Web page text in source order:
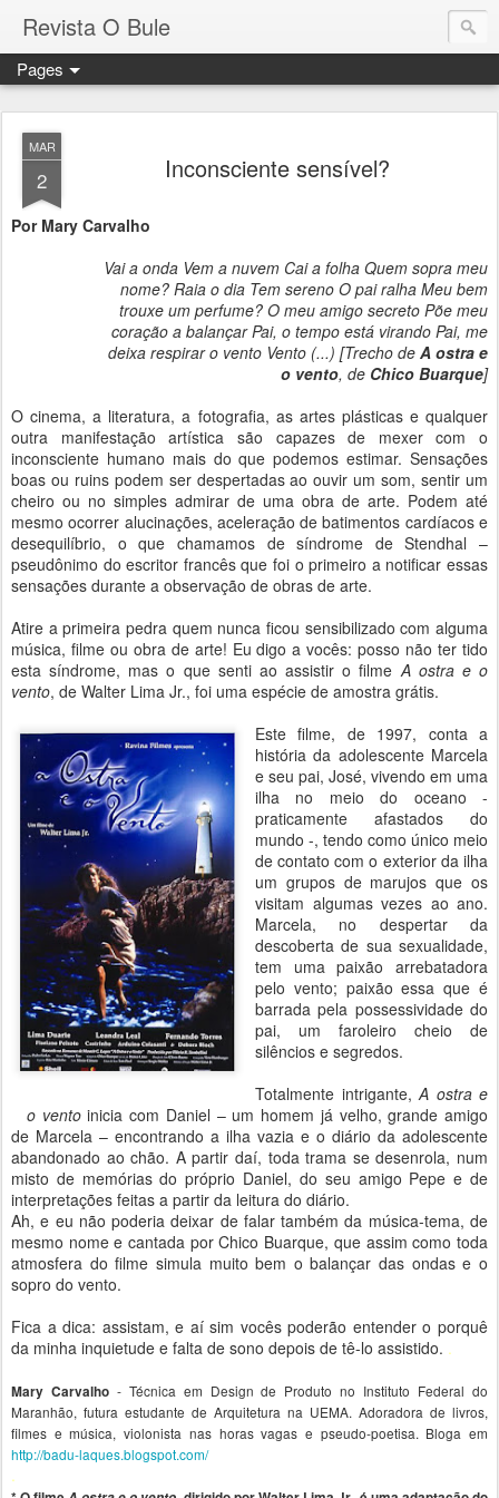
Revista O Bule
Pages
MAR
2 Inconsciente sensível?
Por Mary Carvalho
Vai a onda Vem a nuvem Cai a folha Quem sopra meu
nome? Raia o dia Tem sereno O pai ralha Meu bem
trouxe um perfume? O meu amigo secreto Põe meu
coração a balançar Pai, o tempo está virando Pai, me
deixa respirar o vento Vento (...) [Trecho de A ostra e
o vento, de Chico Buarque]
O cinema, a literatura, a fotografia, as artes plásticas e qualquer
outra manifestação artística são capazes de mexer com o
inconsciente humano mais do que podemos estimar. Sensações
boas ou ruins podem ser despertadas ao ouvir um som, sentir um
cheiro ou no simples admirar de uma obra de arte. Podem até
mesmo ocorrer alucinações, aceleração de batimentos cardíacos e
desequilíbrio, o que chamamos de síndrome de Stendhal –
pseudônimo do escritor francês que foi o primeiro a notificar essas
sensações durante a observação de obras de arte.
Atire a primeira pedra quem nunca ficou sensibilizado com alguma
música, filme ou obra de arte! Eu digo a vocês: posso não ter tido
esta síndrome, mas o que senti ao assistir o filmeA ostra e o
vento, de Walter Lima Jr., foi uma espécie de amostra grátis.
Este filme, de 1997, conta a
história da adolescente Marcela
e seu pai, José, vivendo em uma
ilha no meio do oceano -
praticamente afastados do
mundo -, tendo como único meio
de contato com o exterior da ilha
um grupos de marujos que os
visitam algumas vezes ao ano.
Marcela, no despertar da
descoberta de sua sexualidade,
tem uma paixão arrebatadora
pelo vento; paixão essa que é
barrada pela possessividade do
pai, um faroleiro cheio de
silêncios e segredos.
Totalmente intrigante,A ostra e
o ventoinicia com Daniel – um homem já velho, grande amigo
de Marcela – encontrando a ilha vazia e o diário da adolescente
abandonado ao chão. A partir daí, toda trama se desenrola, num
misto de memórias do próprio Daniel, do seu amigo Pepe e de
interpretações feitas a partir da leitura do diário.
Ah, e eu não poderia deixar de falar também da música-tema, de
mesmo nome e cantada por Chico Buarque, que assim como toda
atmosfera do filme simula muito bem o balançar das ondas e o
sopro do vento.
Fica a dica: assistam, e aí sim vocês poderão entender o porquê
da minha inquietude e falta de sono depois de tê-lo assistido. .
Mary Carvalho- Técnica em Design de Produto no Instituto Federal do
Maranhão, futura estudante de Arquitetura na UEMA. Adoradora de livros,
filmes e música, violonista nas horas vagas e pseudo-poetisa. Bloga em
http://badu-laques.blogspot.com/
.